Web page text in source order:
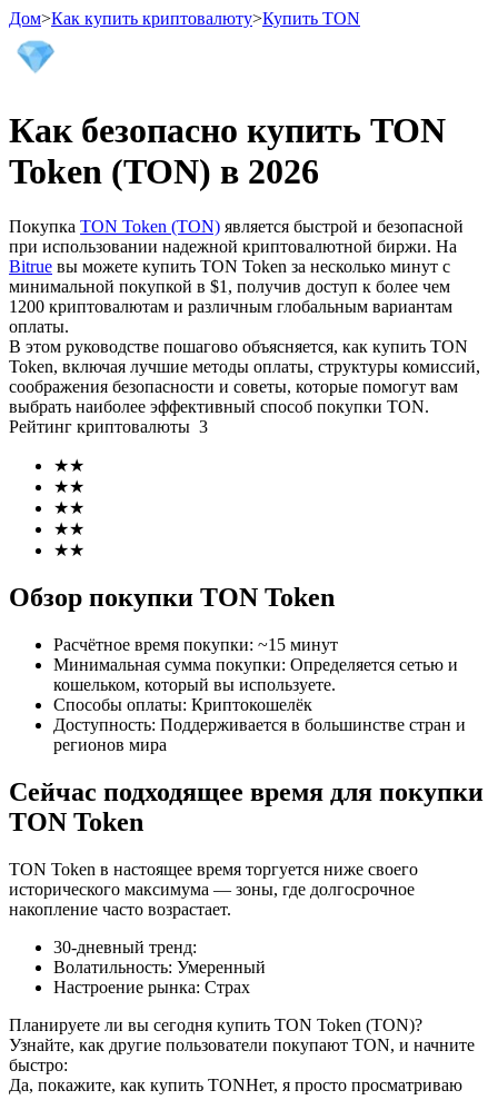
Фьючерсы
USDT-фьючерсы
Фьючерсы с использованием USDT в качестве
обеспечения
Фьючерсы на COIN-M
Криптовалютные фьючерсы
TradFi
Деривативы на акции, форекс, драгоценные металлы и
сырьевые товары
USDC фьючерсы
Фьючерсы с использованием USDC в качестве
Дом>Как купить криптовалюту>Купить TON
Как безопасно купить TON
Token (TON) в 2026
Покупка TON Token (TON) является быстрой и безопасной
при использовании надежной криптовалютной биржи. На
Bitrue вы можете купить TON Token за несколько минут с
минимальной покупкой в ​​$1, получив доступ к более чем
1200 криптовалютам и различным глобальным вариантам
оплаты.
В этом руководстве пошагово объясняется, как купить TON
Token, включая лучшие методы оплаты, структуры комиссий,
соображения безопасности и советы, которые помогут вам
выбрать наиболее эффективный способ покупки TON.
Рейтинг криптовалюты 3
★★
★★
★★
★★
★★
Обзор покупки TON Token
Расчётное время покупки: ~15 минут
Минимальная сумма покупки: Определяется сетью и
кошельком, который вы используете.
Способы оплаты: Криптокошелёк
Доступность: Поддерживается в большинстве стран и
регионов мира
Сейчас подходящее время для покупки
TON Token
TON Token в настоящее время торгуется ниже своего
исторического максимума — зоны, где долгосрочное
накопление часто возрастает.
30-дневный тренд:
Волатильность: Умеренный
Настроение рынка: Страх
Планируете ли вы сегодня купить TON Token (TON)?
Узнайте, как другие пользователи покупают TON, и начните
быстро:
Да, покажите, как купить TONНет, я просто просматриваю